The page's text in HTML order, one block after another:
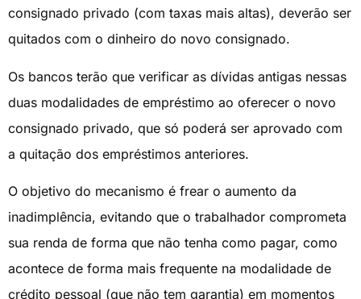
consignado privado (com taxas mais altas), deverão ser
quitados com o dinheiro do novo consignado.
Os bancos terão que verificar as dívidas antigas nessas
duas modalidades de empréstimo ao oferecer o novo
consignado privado, que só poderá ser aprovado com
a quitação dos empréstimos anteriores.
O objetivo do mecanismo é frear o aumento da
inadimplência, evitando que o trabalhador comprometa
sua renda de forma que não tenha como pagar, como
acontece de forma mais frequente na modalidade de
crédito pessoal (que não tem garantia) em momentos